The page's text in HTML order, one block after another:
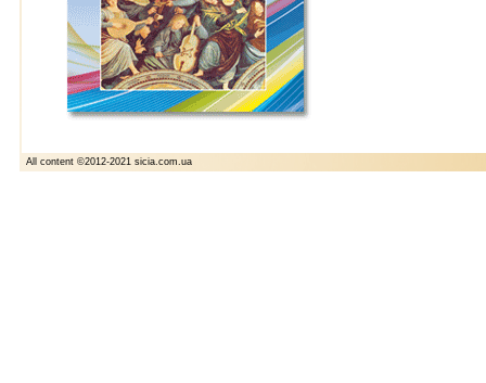
All content ©2012-2021 sicia.com.ua